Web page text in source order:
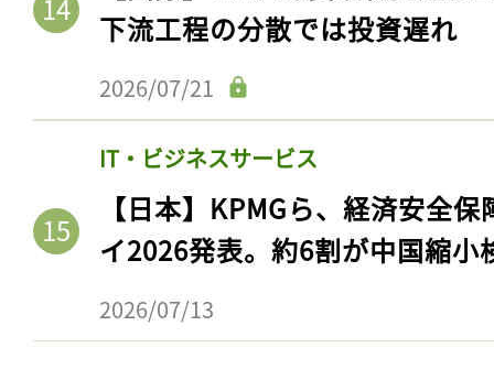
下流工程の分散では投資遅れ
2026/07/21
IT・ビジネスサービス
【日本】KPMGら、経済安全
イ2026発表。約6割が中国縮小
2026/07/13
ログイン
会員登録